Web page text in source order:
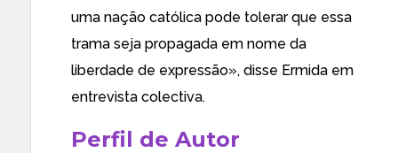
uma nação católica pode tolerar que essa
trama seja propagada em nome da
liberdade de expressão», disse Ermida em
entrevista colectiva.
Perfil de Autor